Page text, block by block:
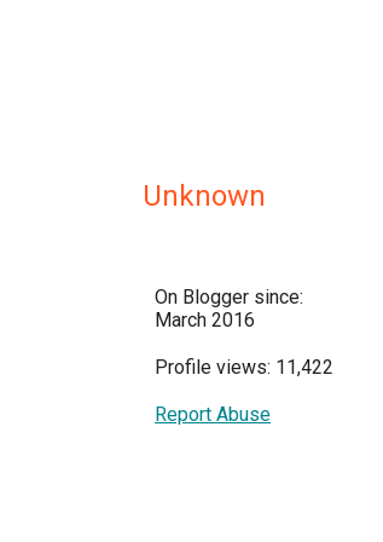
Unknown
On Blogger since:
March 2016
Profile views: 11,422
Report Abuse